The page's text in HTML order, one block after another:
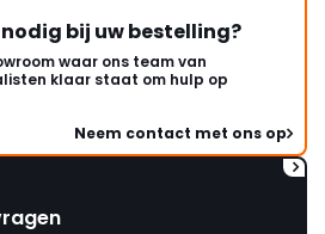
bij uw bestelling?
waar ons team van
klaar staat om hulp op
Neem contact met ons op